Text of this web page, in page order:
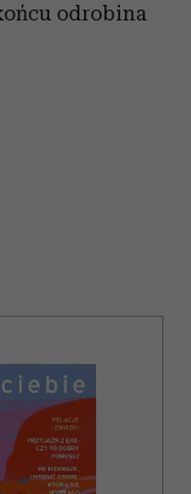
odrobina